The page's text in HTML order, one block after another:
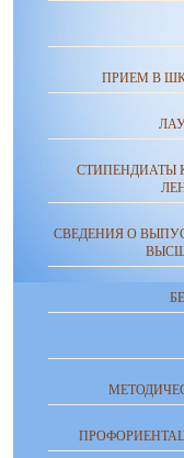
ПРИЕМ В
СТИПЕНДИАТЫ
СВЕДЕНИЯ О